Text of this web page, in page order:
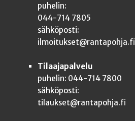
puhelin:
044-714 7805
sähköposti:
ilmoitukset@rantapohja.fi
Tilaajapalvelu
puhelin: 044-714 7800
sähköposti:
tilaukset@rantapohja.fi